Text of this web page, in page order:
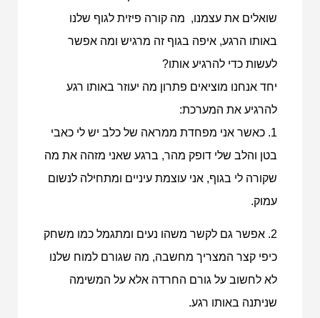
שואלים את עצמנו, מה קורה פיזית לגוף שלנו
באותו הרגע, איפה בגוף זה מרגיש ומה אפשר
לעשות כדי להרגיע אותו?
יחד אנחנו מוציאים פתרון מה יעוזר באותו רגע
להרגיע את המערכת:
1. כאשר אני מפחדת ממראה של כלב יש לי כאבי
בטן והלב שלי דופק מהר, ברגע שאני מזהה את מה
שקורה לי בגוף, אני עוצמת עיניים ומתחילה לנשום
עמוק.
2. אפשר גם לקשר משהו נעים ומתגמל כמו משחק
כיפי קצר המצריך מחשבה, מה שגורם למוח שלנו
לא לחשוב על גורם החרדה אלא על המשימה
שניתנה באותו רגע.